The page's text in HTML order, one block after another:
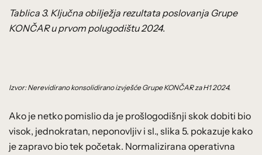
Tablica 3. Ključna obilježja rezultata poslovanja Grupe
KONČAR u prvom polugodištu 2024.
Izvor: Nerevidirano konsolidirano izvješće Grupe KONČAR za H1 2024.
Ako je netko pomislio da je prošlogodišnji skok dobiti bio
visok, jednokratan, neponovljiv i sl., slika 5. pokazuje kako
je zapravo bio tek početak. Normalizirana operativna